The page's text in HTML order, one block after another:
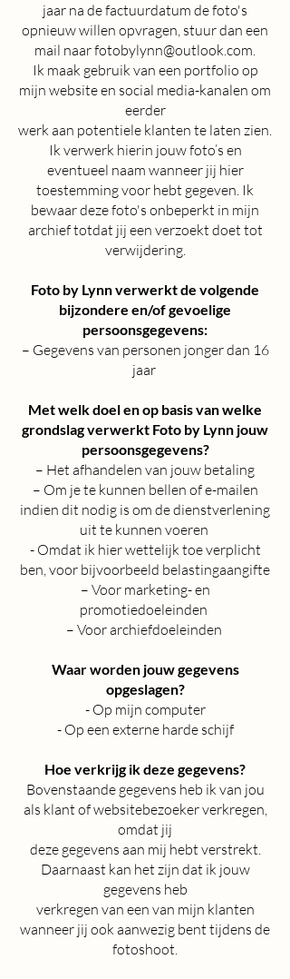
jaar na de factuurdatum de foto's
opnieuw willen opvragen, stuur dan een
mail naarfotobylynn@outlook.com.
Ik maak gebruik van een portfolio op
mijn website en social media-kanalen om
eerder
werk aan potentiele klanten te laten zien.
Ik verwerk hierin jouw foto’s en
eventueel naam wanneer jij hier
toestemming voor hebt gegeven. Ik
bewaar deze foto's onbeperkt in mijn
archief totdat jij een verzoekt doet tot
verwijdering.
Foto by Lynn verwerkt de volgende
bijzondere en/of gevoelige
persoonsgegevens:
– Gegevens van personen jonger dan 16
jaar
Met welk doel en op basis van welke
grondslag verwerkt Foto by Lynn jouw
persoonsgegevens?
– Het afhandelen van jouw betaling
– Om je te kunnen bellen of e-mailen
indien dit nodig is om de dienstverlening
uit te kunnen voeren
- Omdat ik hier wettelijk toe verplicht
ben, voor bijvoorbeeld belastingaangifte
– Voor marketing- en
promotiedoeleinden
– Voor archiefdoeleinden
Waar worden jouw gegevens
opgeslagen?
- Op mijn computer
- Op een externe harde schijf
Hoe verkrijg ik deze gegevens?
Bovenstaande gegevens heb ik van jou
als klant of websitebezoeker verkregen,
omdat jij
deze gegevens aan mij hebt verstrekt.
Daarnaast kan het zijn dat ik jouw
gegevens heb
verkregen van een van mijn klanten
wanneer jij ook aanwezig bent tijdens de
fotoshoot.